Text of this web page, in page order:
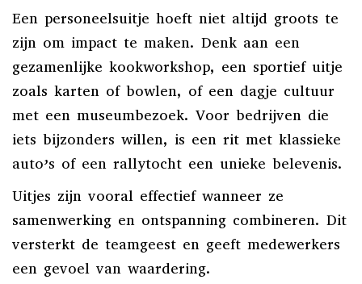
Een personeelsuitje hoeft niet altijd groots te
zijn om impact te maken. Denk aan een
gezamenlijke kookworkshop, een sportief uitje
zoals karten of bowlen, of een dagje cultuur
met een museumbezoek. Voor bedrijven die
iets bijzonders willen, is een rit met klassieke
auto’s of een rallytocht een unieke belevenis.
Uitjes zijn vooral effectief wanneer ze
samenwerking en ontspanning combineren. Dit
versterkt de teamgeest en geeft medewerkers
een gevoel van waardering.